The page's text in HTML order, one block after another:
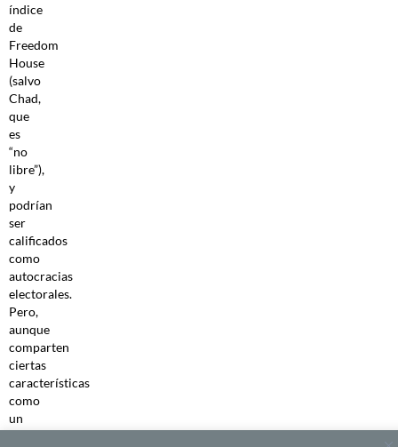
índice
de
Freedom
House
(salvo
Chad,
que
es
“no
libre”),
y
podrían
ser
calificados
como
autocracias
electorales.
Pero,
aunque
comparten
ciertas
características
como
un